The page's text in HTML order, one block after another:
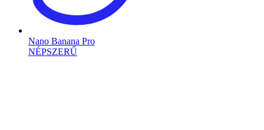
Nano Banana Pro
NÉPSZERŰ